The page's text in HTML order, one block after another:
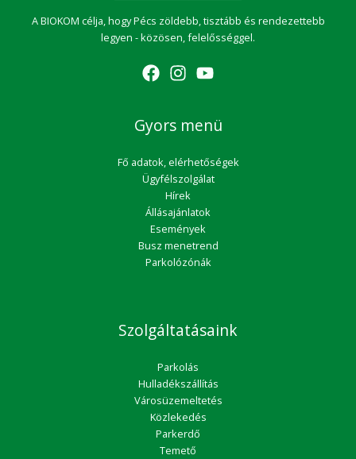
A BIOKOM célja, hogy Pécs zöldebb, tisztább és rendezettebb
legyen - közösen, felelősséggel.
Gyors menü
Fő adatok, elérhetőségek
Ügyfélszolgálat
Hírek
Állásajánlatok
Események
Busz menetrend
Parkolózónák
Szolgáltatásaink
Parkolás
Hulladékszállítás
Városüzemeltetés
Közlekedés
Parkerdő
Temető